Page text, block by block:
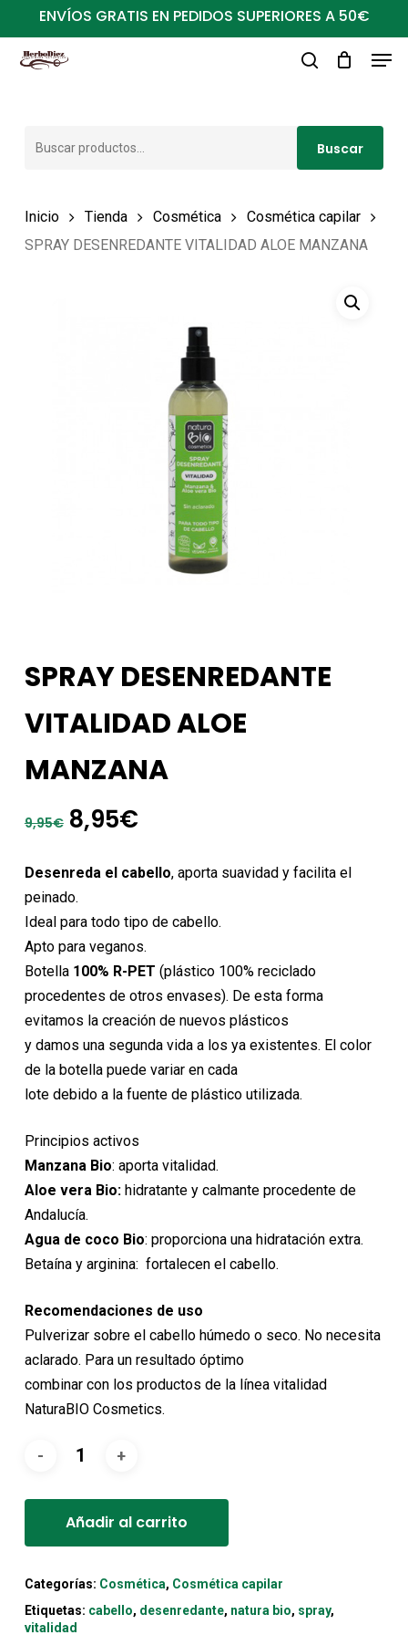
al
contenido
ENVÍOS GRATIS EN PEDIDOS SUPERIORES A 50€
Buscar
Inicio Tienda Cosmética
Cosmética capilar
SPRAY DESENREDANTE VITALIDAD ALOE MANZANA
SPRAY DESENREDANTE
VITALIDAD ALOE
MANZANA
9,95€ El
original
era:
9,95€.
8,95€El
actual
8,95€.
Desenreda el cabello, aporta suavidad y facilita el
peinado.
Ideal para todo tipo de cabello.
Apto para veganos.
Botella 100% R-PET (plástico 100% reciclado
procedentes de otros envases). De esta forma
evitamos la creación de nuevos plásticos
y damos una segunda vida a los ya existentes. El color
de la botella puede variar en cada
lote debido a la fuente de plástico utilizada.
Principios activos
Manzana Bio: aporta vitalidad.
Aloe vera Bio:hidratante y calmante procedente de
Andalucía.
Agua de coco Bio: proporciona una hidratación extra.
Betaína y arginina: fortalecen el cabello.
Recomendaciones de uso
Pulverizar sobre el cabello húmedo o seco. No necesita
aclarado. Para un resultado óptimo
combinar con los productos de la línea vitalidad
NaturaBIO Cosmetics.
Añadir al carrito
Categorías: Cosmética, Cosmética capilar
Etiquetas: cabello, desenredante, natura bio, spray,
vitalidad
Close